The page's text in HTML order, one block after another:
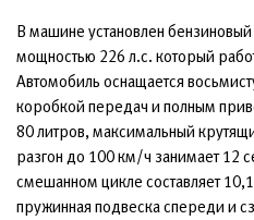
В машине установлен
мощностью 226 л.с. который
Автомобиль оснащается
коробкой передач и полным
80 литров, максимальный
разгон до 100 км/ч занимает 12
смешанном цикле составляет
пружинная подвеска спереди и